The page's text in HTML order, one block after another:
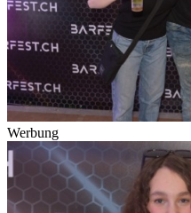
Werbung